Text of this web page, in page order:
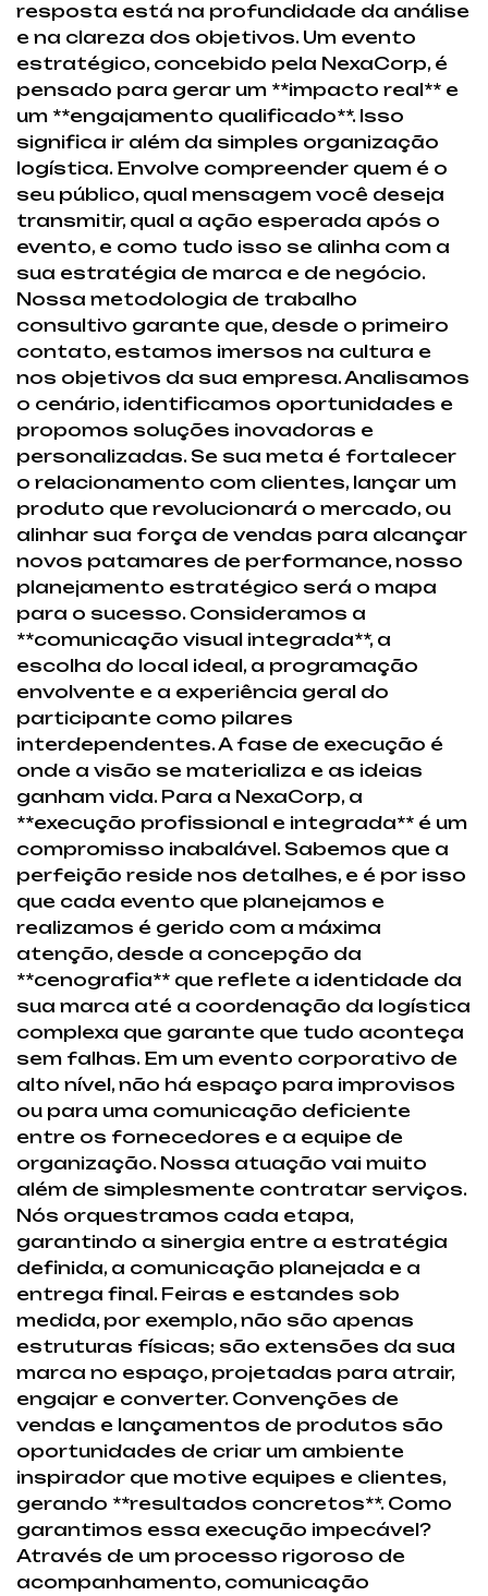
resposta está na profundidade da análise
e na clareza dos objetivos. Um evento
estratégico, concebido pela NexaCorp, é
pensado para gerar um **impacto real** e
um **engajamento qualificado**. Isso
significa ir além da simples organização
logística. Envolve compreender quem é o
seu público, qual mensagem você deseja
transmitir, qual a ação esperada após o
evento, e como tudo isso se alinha com a
sua estratégia de marca e de negócio.
Nossa metodologia de trabalho
consultivo garante que, desde o primeiro
contato, estamos imersos na cultura e
nos objetivos da sua empresa. Analisamos
o cenário, identificamos oportunidades e
propomos soluções inovadoras e
personalizadas. Se sua meta é fortalecer
o relacionamento com clientes, lançar um
produto que revolucionará o mercado, ou
alinhar sua força de vendas para alcançar
novos patamares de performance, nosso
planejamento estratégico será o mapa
para o sucesso. Consideramos a
**comunicação visual integrada**, a
escolha do local ideal, a programação
envolvente e a experiência geral do
participante como pilares
interdependentes. A fase de execução é
onde a visão se materializa e as ideias
ganham vida. Para a NexaCorp, a
**execução profissional e integrada** é um
compromisso inabalável. Sabemos que a
perfeição reside nos detalhes, e é por isso
que cada evento que planejamos e
realizamos é gerido com a máxima
atenção, desde a concepção da
**cenografia** que reflete a identidade da
sua marca até a coordenação da logística
complexa que garante que tudo aconteça
sem falhas. Em um evento corporativo de
alto nível, não há espaço para improvisos
ou para uma comunicação deficiente
entre os fornecedores e a equipe de
organização. Nossa atuação vai muito
além de simplesmente contratar serviços.
Nós orquestramos cada etapa,
garantindo a sinergia entre a estratégia
definida, a comunicação planejada e a
entrega final. Feiras e estandes sob
medida, por exemplo, não são apenas
estruturas físicas; são extensões da sua
marca no espaço, projetadas para atrair,
engajar e converter. Convenções de
vendas e lançamentos de produtos são
oportunidades de criar um ambiente
inspirador que motive equipes e clientes,
gerando **resultados concretos**. Como
garantimos essa execução impecável?
Através de um processo rigoroso de
acompanhamento, comunicação